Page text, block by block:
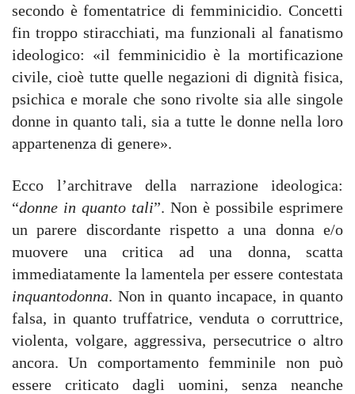
secondo è fomentatrice di femminicidio. Concetti
fin troppo stiracchiati, ma funzionali al fanatismo
ideologico: «il femminicidio è la mortificazione
civile, cioè tutte quelle negazioni di dignità fisica,
psichica e morale che sono rivolte sia alle singole
donne in quanto tali, sia a tutte le donne nella loro
appartenenza di genere».
Ecco l’architrave della narrazione ideologica:
“donne in quanto tali”. Non è possibile esprimere
un parere discordante rispetto a una donna e/o
muovere una critica ad una donna, scatta
immediatamente la lamentela per essere contestata
inquantodonna. Non in quanto incapace, in quanto
falsa, in quanto truffatrice, venduta o corruttrice,
violenta, volgare, aggressiva, persecutrice o altro
ancora. Un comportamento femminile non può
essere criticato dagli uomini, senza neanche